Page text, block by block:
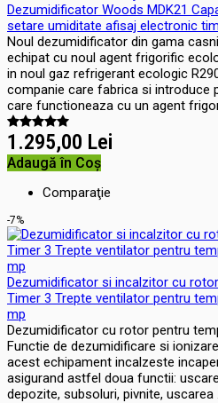
Dezumidificator Woods MDK21
setare umiditate afisaj electronic
Noul dezumidificator din gama
echipat cu noul agent frigorific
in noul gaz refrigerant ecologic
companie care fabrica si introduce
care functioneaza cu un agent
1.295,00 Lei
Adaugă în Coş
Comparaţie
-7%
Dezumidificator si incalzitor cu
Timer 3 Trepte ventilator pentru
mp
Dezumidificator cu rotor pentru
Functie de dezumidificare si
acest echipament incalzeste
asigurand astfel doua functii:
depozite, subsoluri, pivnite, uscarea ..